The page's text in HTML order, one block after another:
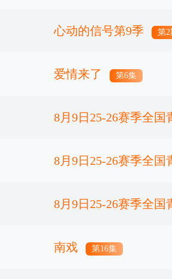
正片
心动的信号第9季 第
爱情来了 第6集
8月9日25-26赛季全国
龙狮青年 正片
8月9日25-26赛季全
88深圳新世纪 正片
8月9日25-26赛季全国
北京首钢 正片
南戏 第16集